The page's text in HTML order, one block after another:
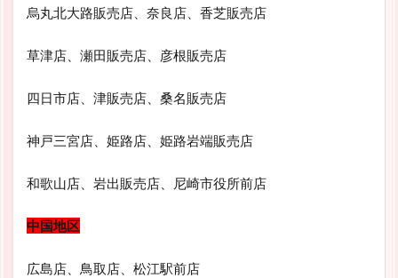
烏丸北大路販売店、奈良店、香芝販売店
草津店、瀬田販売店、彦根販売店
四日市店、津販売店、桑名販売店
神戸三宮店、姫路店、姫路岩端販売店
和歌山店、岩出販売店、尼崎市役所前店
中国地区
広島店、鳥取店、松江駅前店